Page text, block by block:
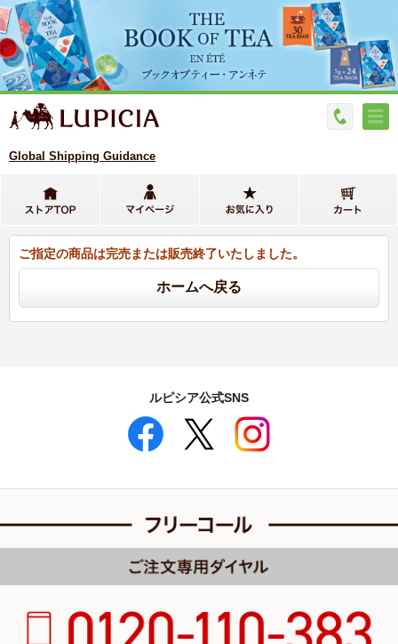
Global Shipping Guidance
ご指定の商品は完売または販売終了いたしました。
ルピシア公式SNS